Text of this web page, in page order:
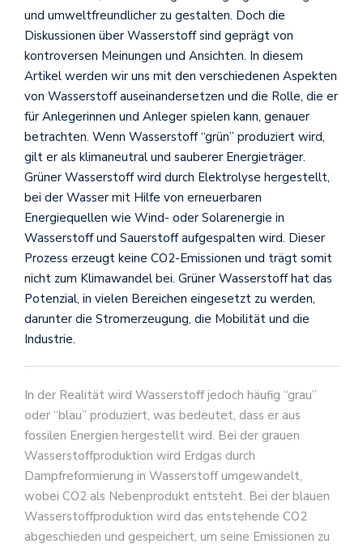
und umweltfreundlicher zu gestalten. Doch die
Diskussionen über Wasserstoff sind geprägt von
kontroversen Meinungen und Ansichten. In diesem
Artikel werden wir uns mit den verschiedenen Aspekten
von Wasserstoff auseinandersetzen und die Rolle, die er
für Anlegerinnen und Anleger spielen kann, genauer
betrachten. Wenn Wasserstoff “grün” produziert wird,
gilt er als klimaneutral und sauberer Energieträger.
Grüner Wasserstoff wird durch Elektrolyse hergestellt,
bei der Wasser mit Hilfe von erneuerbaren
Energiequellen wie Wind- oder Solarenergie in
Wasserstoff und Sauerstoff aufgespalten wird. Dieser
Prozess erzeugt keine CO2-Emissionen und trägt somit
nicht zum Klimawandel bei. Grüner Wasserstoff hat das
Potenzial, in vielen Bereichen eingesetzt zu werden,
darunter die Stromerzeugung, die Mobilität und die
Industrie.
In der Realität wird Wasserstoff jedoch häufig “grau”
oder “blau” produziert, was bedeutet, dass er aus
fossilen Energien hergestellt wird. Bei der grauen
Wasserstoffproduktion wird Erdgas durch
Dampfreformierung in Wasserstoff umgewandelt,
wobei CO2 als Nebenprodukt entsteht. Bei der blauen
Wasserstoffproduktion wird das entstehende CO2
abgeschieden und gespeichert, um seine Emissionen zu